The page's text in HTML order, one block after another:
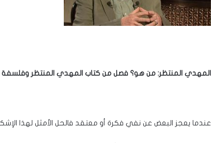
المهدي المنتظر: من هو؟ فصل من كتاب المهدي المنتظر وفلسفة
عندما يعجز البعض عن نفي فكرة أو معتقد فالحل الأمثل لهذا